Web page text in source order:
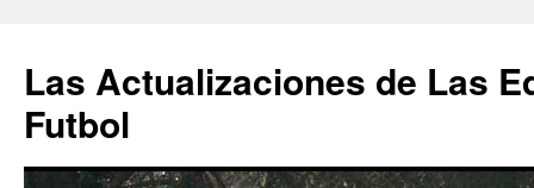
Las Actualizaciones de Las
Futbol